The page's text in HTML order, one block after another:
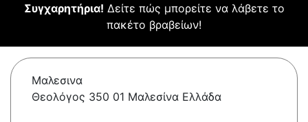
Συγχαρητήρια! Δείτε πώς μπορείτε να λάβετε το
πακέτο βραβείων!
Μαλεσινα
Θεολόγος 350 01 Μαλεσίνα Ελλάδα